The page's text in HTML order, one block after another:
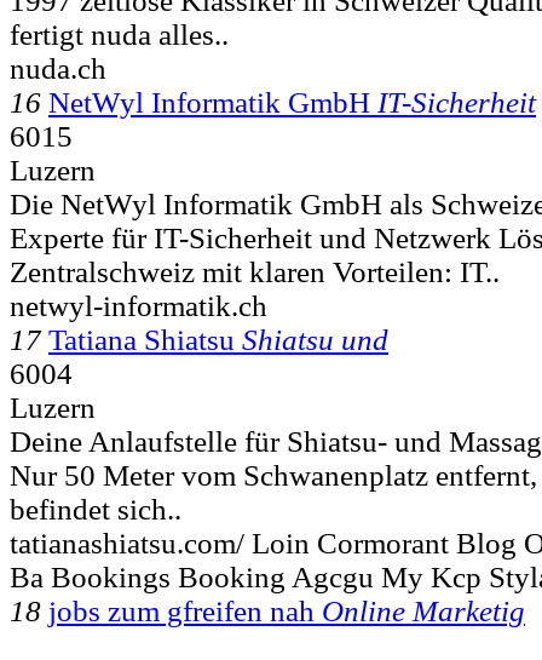
fertigt nuda alles..
nuda.ch
16 NetWyl Informatik GmbH IT-Sicherheit
6015
Luzern
Die NetWyl Informatik GmbH als
Experte für IT-Sicherheit und Netzwerk
Zentralschweiz mit klaren Vorteilen: IT..
netwyl-informatik.ch
17 Tatiana Shiatsu Shiatsu und
6004
Luzern
Deine Anlaufstelle für Shiatsu- und
Nur 50 Meter vom Schwanenplatz entfernt,
befindet sich..
tatianashiatsu.com/ Loin Cormorant Blog
Ba Bookings Booking Agcgu My Kcp
18 jobs zum gfreifen nah Online Marketig